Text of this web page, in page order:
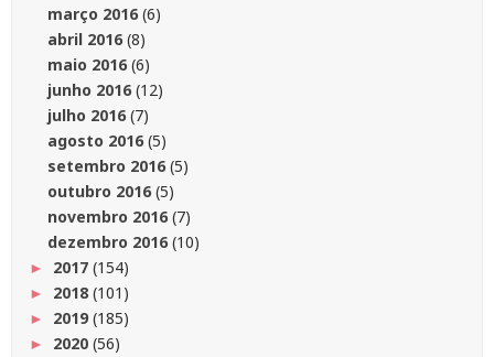
março 2016(6)
abril 2016(8)
maio 2016(6)
junho 2016(12)
julho 2016(7)
agosto 2016(5)
setembro 2016(5)
outubro 2016(5)
novembro 2016(7)
dezembro 2016(10)
► 2017 (154)
► 2018 (101)
► 2019(185)
► 2020 (56)